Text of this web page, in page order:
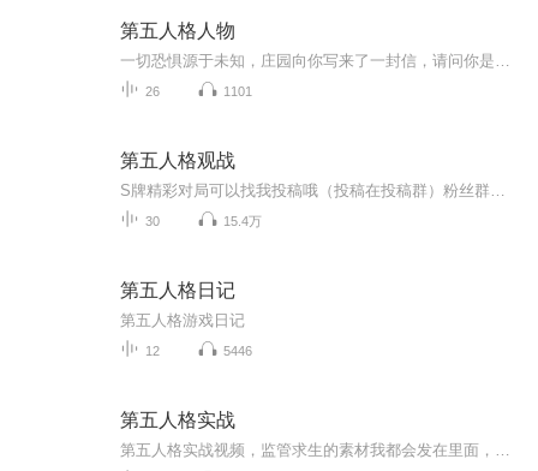
第五人格人物
26 1101
第五人格观战
30 15.4万
第五人格日记
第五人格游戏日记
12 5446
第五人格实战